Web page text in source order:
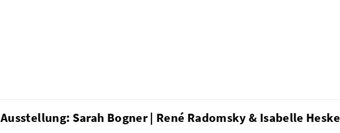
Ausstellung: Sarah Bogner | René Radomsky & Isabelle Heske